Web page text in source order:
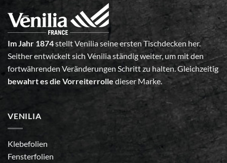
Im Jahr 1874stellt Venilia seine ersten Tischdecken her.
Seither entwickelt sich Vénilia ständig weiter, um mit den
fortwährenden Veränderungen Schritt zu halten. Gleichzeitig
bewahrt es die Vorreiterrolle dieser Marke.
VENILIA
Klebefolien
Fensterfolien